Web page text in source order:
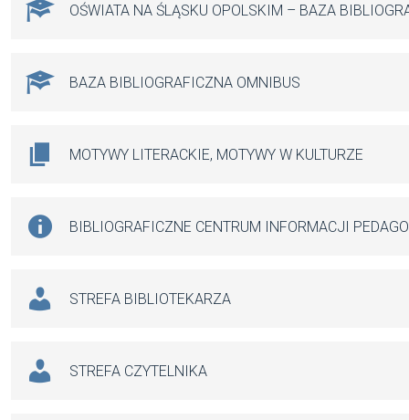
OŚWIATA NA ŚLĄSKU OPOLSKIM – BAZA
BAZA BIBLIOGRAFICZNA OMNIBUS
MOTYWY LITERACKIE, MOTYWY W KULTURZE
BIBLIOGRAFICZNE CENTRUM INFORMACJI
STREFA BIBLIOTEKARZA
STREFA CZYTELNIKA